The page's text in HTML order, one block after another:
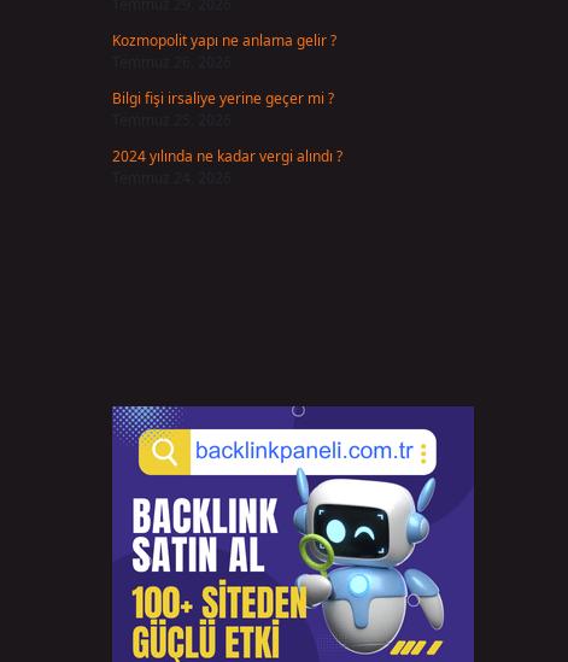
Kozmopolit yapı ne anlama gelir ?
Bilgi fişi irsaliye yerine geçer mi ?
2024 yılında ne kadar vergi alındı ?